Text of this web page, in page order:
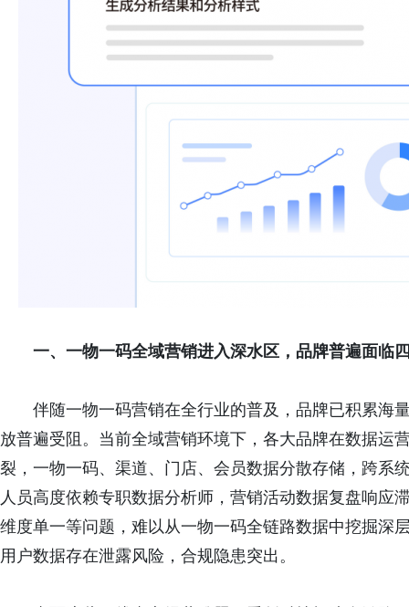
一、 一物一码全域营销进入深水区 ， 品牌普遍面临
伴随一物一码营销在全行业的普及，品牌已积累海
放普遍受阻。当前全域营销环境下，各大品牌在数据运
裂，一物一码、渠道、门店、会员数据分散存储，跨系
人员高度依赖专职数据分析师，营销活动数据复盘响应
维度单一等问题，难以从一物一码全链路数据中挖掘深
用户数据存在泄露风险，合规隐患突出。